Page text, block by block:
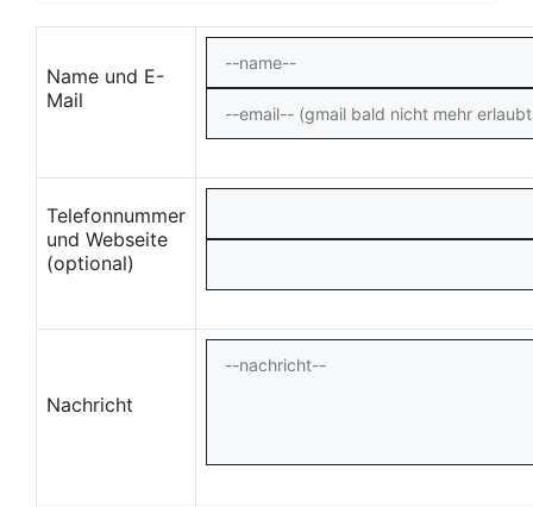
Name und E-
Mail
Telefonnummer
und Webseite
(optional)
Nachricht